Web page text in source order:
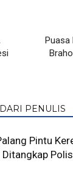
Puasa
DARI PENULIS
Pintu
Ditangkap